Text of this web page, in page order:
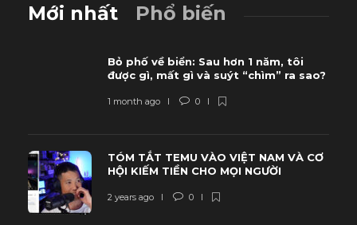
Mới nhất Phổ biến
Bỏ phố về biển: Sau hơn 1 năm, tôi
được gì, mất gì và suýt “chìm” ra sao?
1 month ago 0
TÓM TẮT TEMU VÀO VIỆT NAM VÀ CƠ
HỘI KIẾM TIỀN CHO MỌI NGƯỜI
2 years ago 0